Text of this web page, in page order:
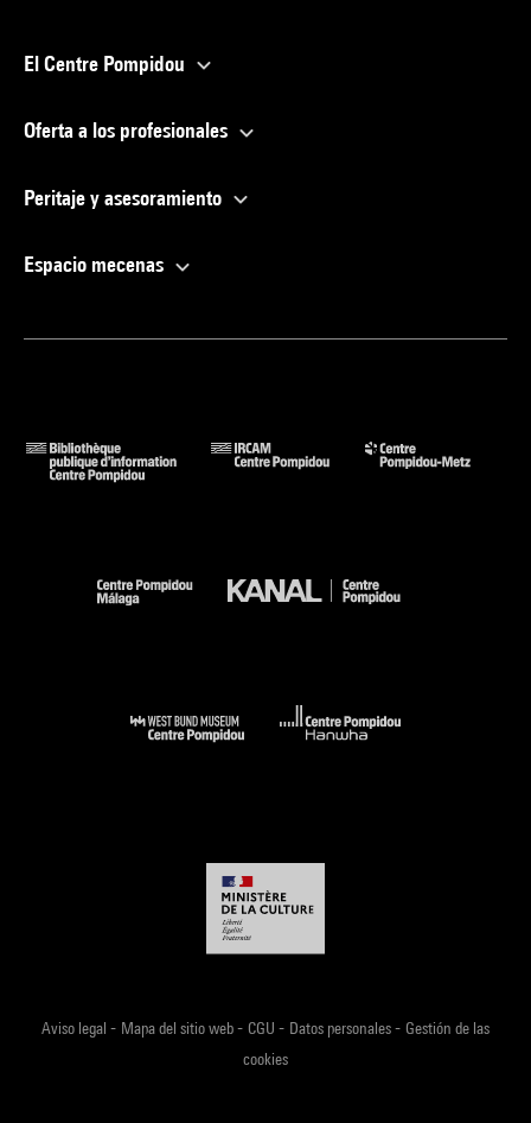
El Centre Pompidou
Oferta a los profesionales
Peritaje y asesoramiento
Espacio mecenas
Aviso legal - Mapa del sitio web- CGU - Datos personales- Gestión de las
cookies